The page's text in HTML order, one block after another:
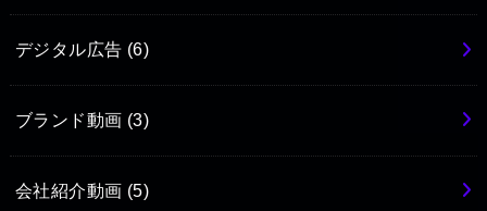
デジタル広告 (6)
ブランド動画 (3)
会社紹介動画 (5)